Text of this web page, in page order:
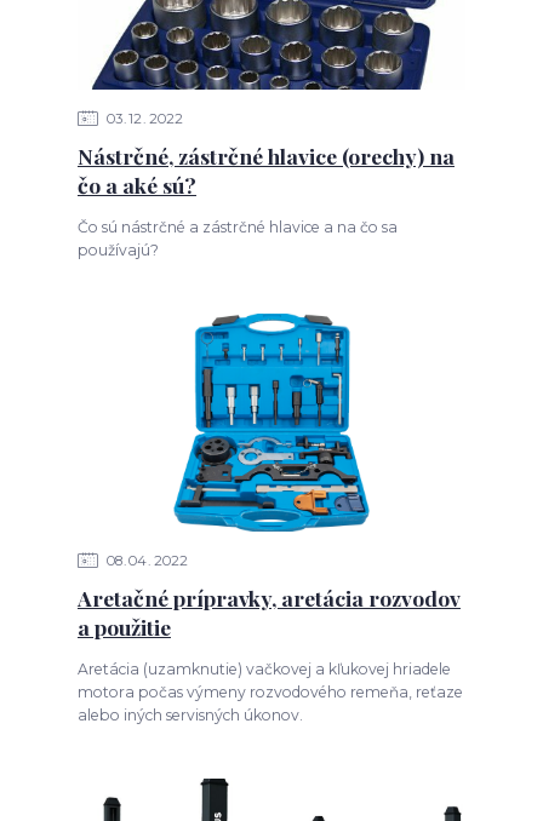
03 12 2022
Nástrčné, zástrčné hlavice (orechy) na
čo a aké sú?
Čo sú nástrčné a zástrčné hlavice a na čo sa
používajú?
08 04 2022
Aretačné prípravky, aretácia rozvodov
a použitie
Aretácia (uzamknutie) vačkovej a kľukovej hriadele
motora počas výmeny rozvodového remeňa, reťaze
alebo iných servisných úkonov.